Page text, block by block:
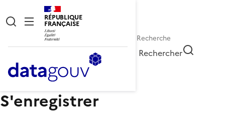
RÉPUBLIQUE
FRANÇAISE
Rechercher
S'enregistrer